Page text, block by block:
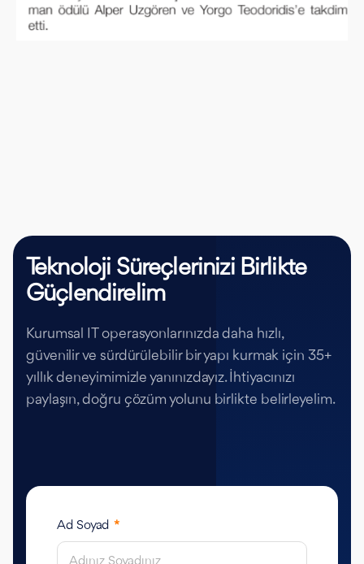
Teknoloji Süreçlerinizi Birlikte
Güçlendirelim
Kurumsal IT operasyonlarınızda daha hızlı,
güvenilir ve sürdürülebilir bir yapı kurmak için 35+
yıllık deneyimimizle yanınızdayız. İhtiyacınızı
paylaşın, doğru çözüm yolunu birlikte belirleyelim.
Ad Soyad *